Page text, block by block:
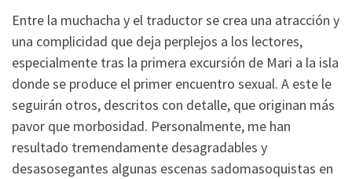
Entre la muchacha y el traductor se crea una atracción y
una complicidad que deja perplejos a los lectores,
especialmente tras la primera excursión de Mari a la isla
donde se produce el primer encuentro sexual. A este le
seguirán otros, descritos con detalle, que originan más
pavor que morbosidad. Personalmente, me han
resultado tremendamente desagradables y
desasosegantes algunas escenas sadomasoquistas en